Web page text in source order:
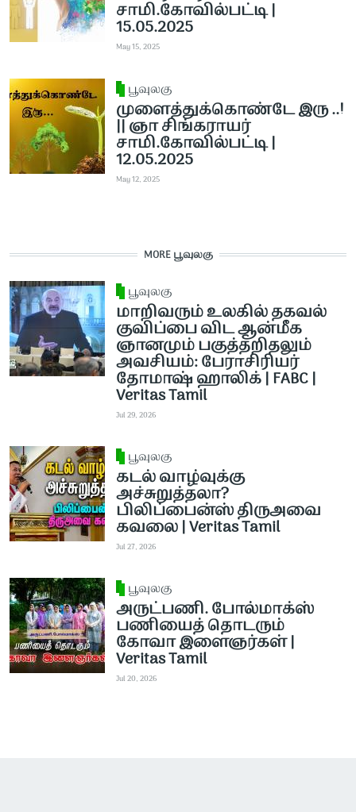
சாமி.கோவில்பட்டி |
15.05.2025
May 15, 2025
பூவுலகு
முளைத்துக்கொண்டே இரு ..!
|| ஞா சிங்கராயர்
சாமி.கோவில்பட்டி |
12.05.2025
May 12, 2025
MORE பூவுலகு
பூவுலகு
மாறிவரும் உலகில் தகவல்
குவிப்பை விட ஆன்மீக
ஞானமும் பகுத்தறிதலும்
அவசியம்: பேராசிரியர்
தோமாஷ் ஹாலிக் | FABC |
Veritas Tamil
Jul 29, 2026
பூவுலகு
கடல் வாழ்வுக்கு
அச்சுறுத்தலா?
பிலிப்பைன்ஸ் திருஅவை
கவலை | Veritas Tamil
Jul 27, 2026
பூவுலகு
அருட்பணி. போல்மாக்ஸ்
பணியைத் தொடரும்
கோவா இளைஞர்கள் |
Veritas Tamil
Jul 20, 2026